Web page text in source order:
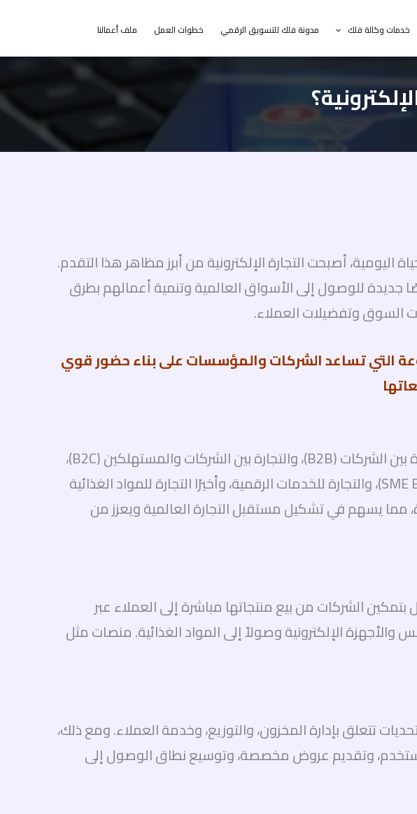
خدمات وكالة فلك مدونة فلك للتسويق الرقمي خطوات العمل ملف أعمالنا
اليومية، أصبحت التجارة الإلكترونية من أبرز مظاهر هذا التقدم.
جديدة للوصول إلى الأسواق العالمية وتنمية أعمالهم بطرق
السوق وتفضيلات العملاء.
التي تساعد الشركات والمؤسسات على بناء حضور قوي
تشمل مجالات التجارة الإلكترونية الرئيسية: البيع بالتجزئة عبر الإنترنت (E-Retail)، والتجارة بين الشركات (B2B)، والتجارة بين الشركات والمستهلكين (B2C)،
والتجارة من نظير إلى نظير (P2P)، والتجارة للأعمال الصغيرة والمتوسطة (SME E-Commerce)، والتجارة للخدمات الرقمية، وأخيرًا التجارة للمواد الغذائية
يسهم في تشكيل مستقبل التجارة العالمية ويعزز من
بتمكين الشركات من بيع منتجاتها مباشرة إلى العملاء عبر
الإلكترونية وصولاً إلى المواد الغذائية. منصات مثل
تتعلق بإدارة المخزون، والتوزيع، وخدمة العملاء. ومع ذلك،
وتقديم عروض مخصصة، وتوسيع نطاق الوصول إلى